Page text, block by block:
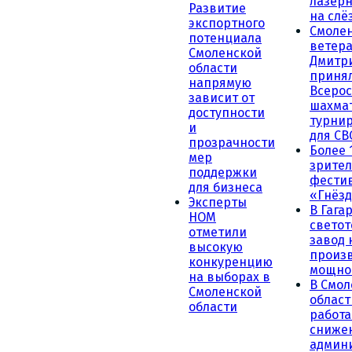
Развитие
экспортного
потенциала
Смоленской
области
напрямую
зависит от
доступности
и
прозрачности
мер
поддержки
для бизнеса
Эксперты
НОМ
отметили
высокую
конкуренцию
на выборах в
Смоленской
области
на
для
Более
В
завод
В